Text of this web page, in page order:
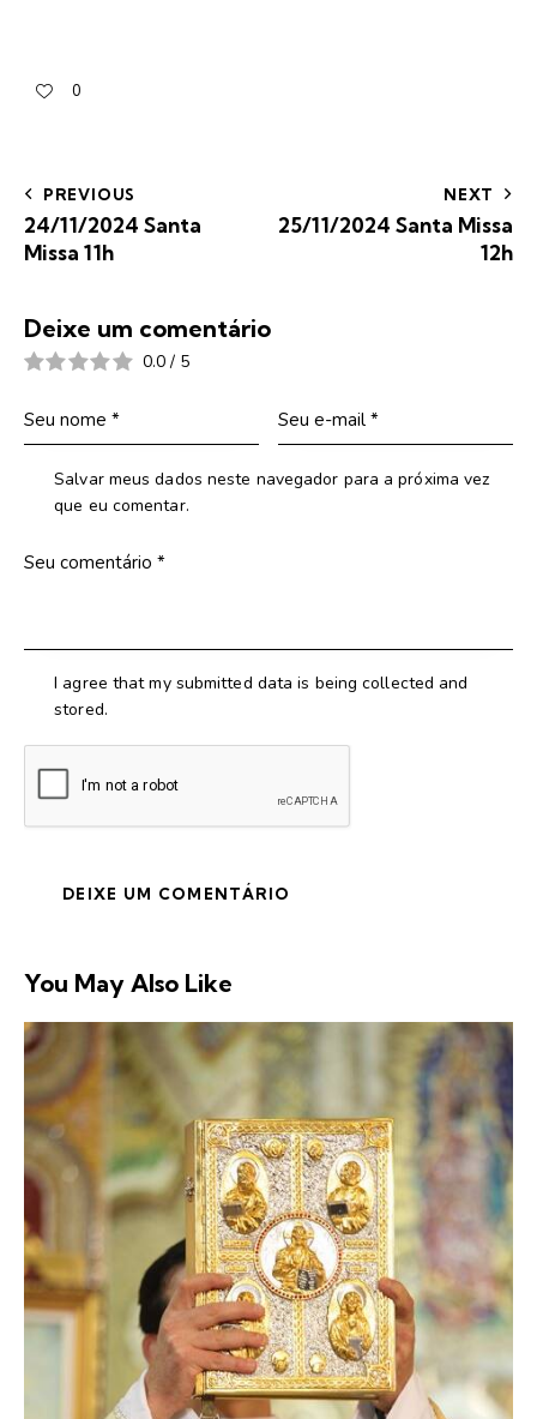
0
PREVIOUS
24/11/2024 Santa
Missa 11h
NEXT
25/11/2024 Santa Missa
12h
Deixe um comentário
0.0 / 5
Salvar meus dados neste navegador para a próxima vez
que eu comentar.
I agree that my submitted data is being collected and
stored.
You May Also Like